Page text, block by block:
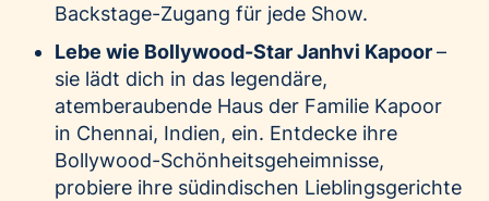
Backstage-Zugang für jede Show.
Lebe wie Bollywood-Star Janhvi Kapoor–
sie lädt dich in das legendäre,
atemberaubende Haus der Familie Kapoor
in Chennai, Indien, ein. Entdecke ihre
Bollywood-Schönheitsgeheimnisse,
probiere ihre südindischen Lieblingsgerichte